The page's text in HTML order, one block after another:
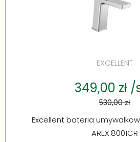
EXCELLENT
349,00 zł /
530,00 zł
Excellent bateria
AREX.8001CR